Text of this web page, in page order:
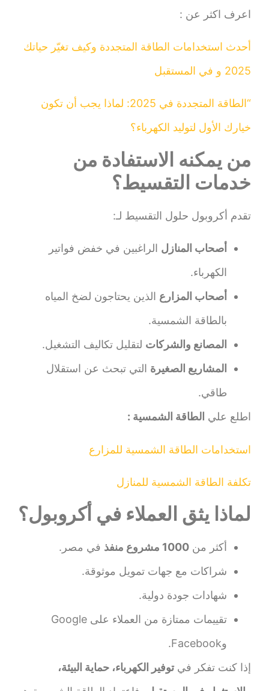
اعرف اكثر عن :
أحدث استخدامات الطاقة المتجددة وكيف تغيّر حياتك
2025 و في المستقبل
“الطاقة المتجددة في 2025: لماذا يجب أن تكون
خيارك الأول لتوليد الكهرباء؟
من يمكنه الاستفادة من
خدمات التقسيط؟
تقدم أكروبول حلول التقسيط لـ:
أصحاب المنازلالراغبين في خفض فواتير
الكهرباء.
أصحاب المزارع الذين يحتاجون لضخ المياه
بالطاقة الشمسية.
المصانع والشركاتلتقليل تكاليف التشغيل.
المشاريع الصغيرةالتي تبحث عن استقلال
طاقي.
اطلع عليالطاقة الشمسية :
استخدامات الطاقة الشمسية للمزارع
تكلفة الطاقة الشمسية للمنازل
لماذا يثق العملاء في أكروبول؟
أكثر من1000 مشروع منفذ
في مصر.
شراكات مع جهات تمويل موثوقة.
شهادات جودة دولية.
تقييمات ممتازة من العملاء على Google
إذا كنت تفكر فيتوفير الكهرباء، حماية البيئة،